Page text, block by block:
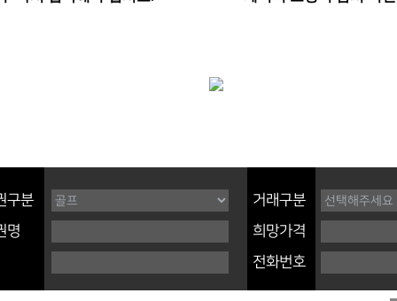
구분
명
거래구분
희망가격
전화번호